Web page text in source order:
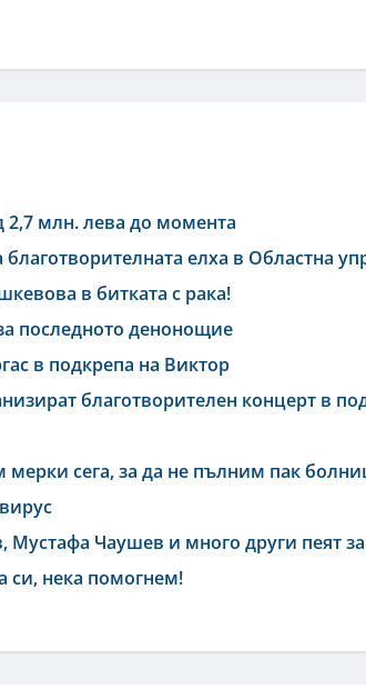
2,7 млн. лева до момента
елха в Областна
в битката с рака!
последното денонощие
в подкрепа на Виктор
благотворителен концерт в
мерки сега, за да не пълним пак
Чаушев и много други пеят
си, нека помогнем!